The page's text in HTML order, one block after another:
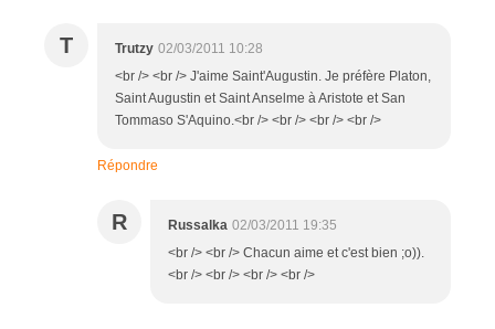
T Trutzy 02/03/2011 10:28
<br /> <br /> J'aime Saint'Augustin. Je préfère Platon,
Saint Augustin et Saint Anselme à Aristote et San
Tommaso S'Aquino.<br /> <br /> <br /> <br />
Répondre
R Russalka 02/03/2011 19:35
<br /> <br /> Chacun aime et c'est bien ;o)).
<br /> <br /> <br /> <br />